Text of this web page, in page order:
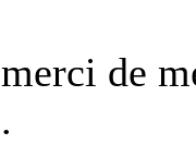
merci de
.